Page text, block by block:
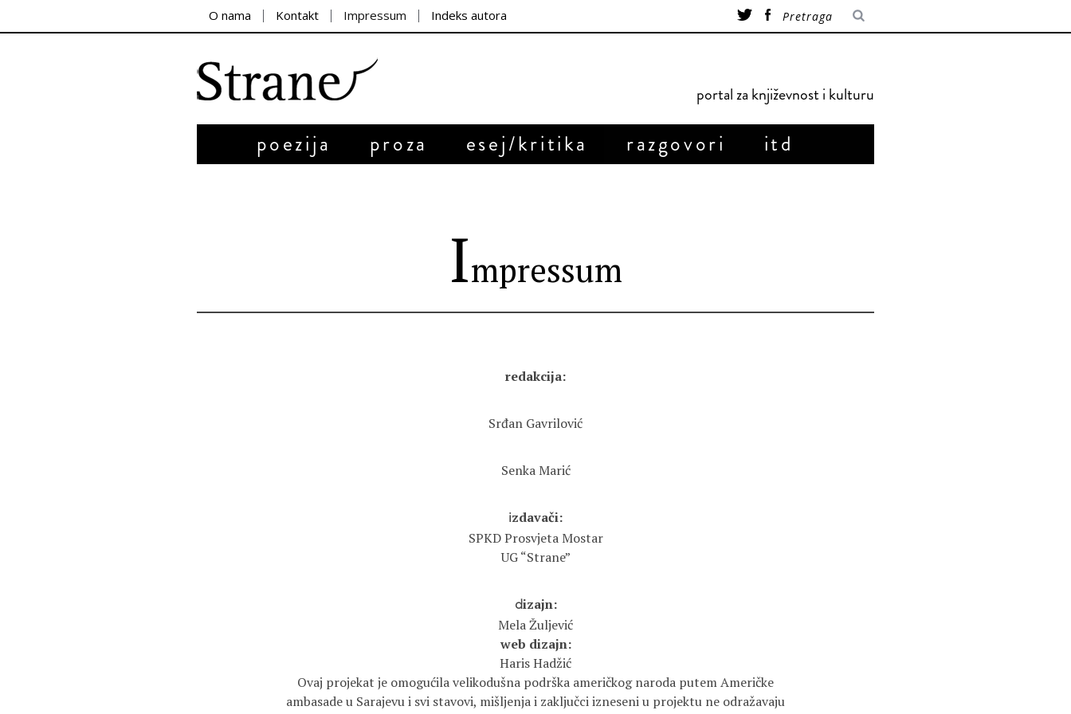
O nama Kontakt Impressum Indeks autora
portal za književnost i kulturu
poezija proza esej/kritika razgovori itd
Impressum
redakcija:
Srđan Gavrilović
Senka Marić
izdavači:
SPKD Prosvjeta Mostar
UG “Strane”
dizajn:
Mela Žuljević
web dizajn:
Haris Hadžić
Ovaj projekat je omogućila velikodušna podrška američkog naroda putem Američke
ambasade u Sarajevu i svi stavovi, mišljenja i zaključci izneseni u projektu ne odražavaju